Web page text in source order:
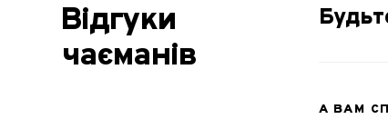
Відгуки
чаєманів
А ВАМ